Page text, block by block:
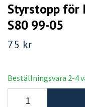
Styrstopp för
S80 99-05
75 kr
Beställningsvara 2-4